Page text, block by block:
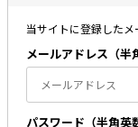
光ファイバー・融
LANケーブル・コ
ネットワーク機器
電
当サイトに登録したメ
メールアドレス（半
パスワード（半⾓英